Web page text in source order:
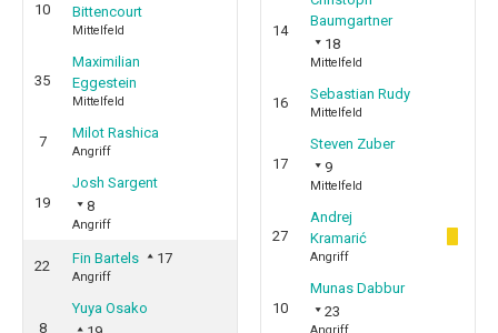
10
Bittencourt
Mittelfeld
35
Maximilian
Eggestein
Mittelfeld
7
Milot Rashica
Angriff
19
Josh Sargent
8
Angriff
22 Fin Bartels 17
Angriff
8
Yuya Osako
14
Baumgartner
18
Mittelfeld
16
Sebastian Rudy
Mittelfeld
17
Steven Zuber
9
Mittelfeld
27
Andrej
Kramarić
Angriff
10
Munas Dabbur
23